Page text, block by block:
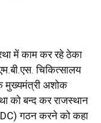
में काम कर रहे ठेका
चिकित्सालय
मुख्यमंत्री अशोक
को बन्द कर राजस्थान
गठन करने को कहा